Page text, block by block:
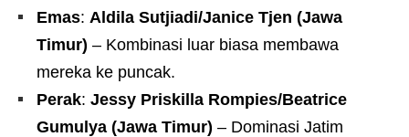
Emas: Aldila Sutjiadi/Janice Tjen (Jawa
Timur) – Kombinasi luar biasa membawa
mereka ke puncak.
Perak: Jessy Priskilla Rompies/Beatrice
Gumulya (Jawa Timur) – Dominasi Jatim